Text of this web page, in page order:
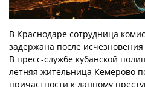
В Краснодаре сотрудница
задержана после
В пресс-службе кубанской
летняя жительница Кемерово
причастности к данному